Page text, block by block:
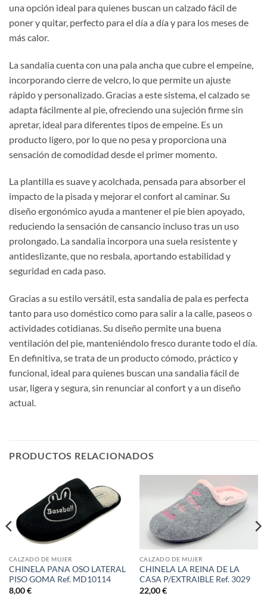
una opción ideal para quienes buscan un calzado fácil de
poner y quitar, perfecto para el día a día y para los meses de
más calor.
La sandalia cuenta con una pala ancha que cubre el empeine,
incorporando cierre de velcro, lo que permite un ajuste
rápido y personalizado. Gracias a este sistema, el calzado se
adapta fácilmente al pie, ofreciendo una sujeción firme sin
apretar, ideal para diferentes tipos de empeine. Es un
producto ligero, por lo que no pesa y proporciona una
sensación de comodidad desde el primer momento.
La plantilla es suave y acolchada, pensada para absorber el
impacto de la pisada y mejorar el confort al caminar. Su
diseño ergonómico ayuda a mantener el pie bien apoyado,
reduciendo la sensación de cansancio incluso tras un uso
prolongado. La sandalia incorpora una suela resistente y
antideslizante, que no resbala, aportando estabilidad y
seguridad en cada paso.
Gracias a su estilo versátil, esta sandalia de pala es perfecta
tanto para uso doméstico como para salir a la calle, paseos o
actividades cotidianas. Su diseño permite una buena
ventilación del pie, manteniéndolo fresco durante todo el día.
En definitiva, se trata de un producto cómodo, práctico y
funcional, ideal para quienes buscan una sandalia fácil de
usar, ligera y segura, sin renunciar al confort y a un diseño
actual.
PRODUCTOS RELACIONADOS
CALZADO DE MUJER
CHINELA PANA OSO LATERAL
PISO GOMA Ref. MD10114
8,00€
CALZADO DE MUJER
CHINELA LA REINA DE LA
CASA P/EXTRAIBLE Ref. 3029
22,00€